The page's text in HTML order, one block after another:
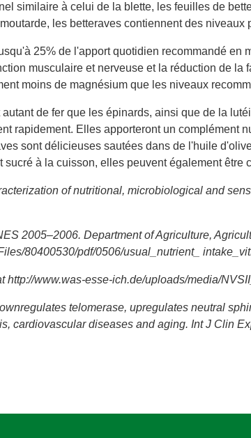
similaire à celui de la blette, les feuilles de
les betteraves contiennent des
25% de l'apport quotidien recommandé en
musculaire et nerveuse et la réduction de
moins de magnésium que les niveaux
de fer que les épinards, ainsi que de la
rapidement. Elles apporteront un complément
sont délicieuses sautées dans de l'huile
à la cuisson, elles peuvent également être
of nutritional, microbiological and
2005–2006. Department of Agriculture,
80400530/pdf/0506/usual_nutrient_
http://www.was-esse-ich.de/uploads/media/
telomerase, upregulates neutral
cardiovascular diseases and aging. Int J Clin